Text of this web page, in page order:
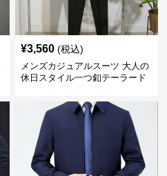
¥3,560 (税込)
メンズカジュアルスーツ 大人の
休日スタイル一つ釦テーラード